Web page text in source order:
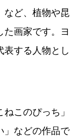
など、植物や昆
た画家です。ヨ
表する人物とし
このぴっち」
」などの作品で